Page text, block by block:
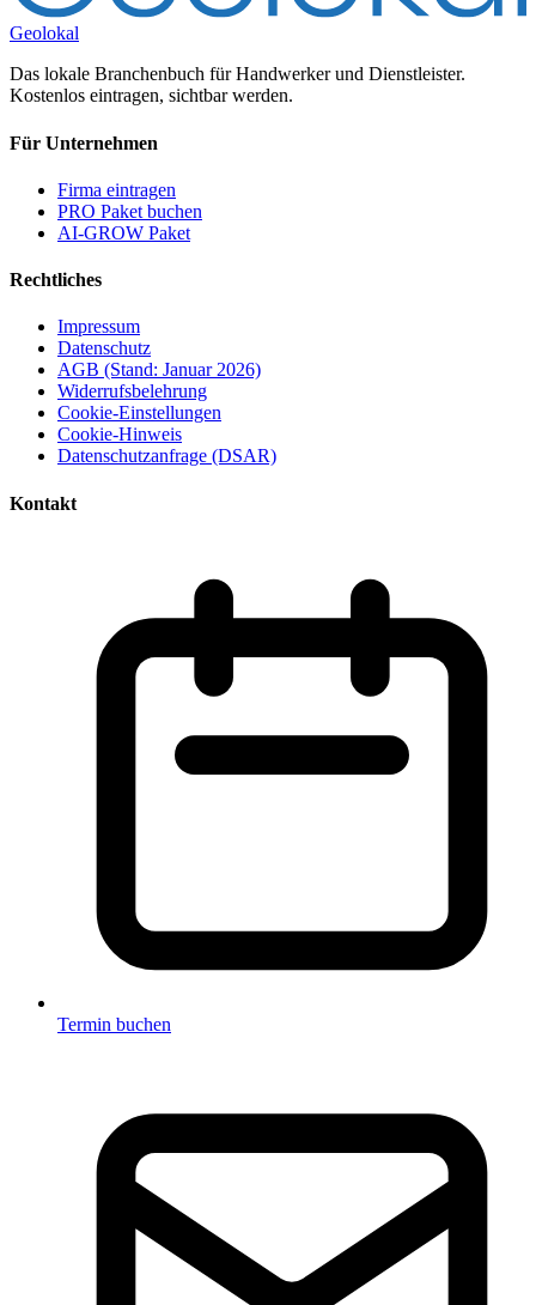
Geolokal
Das lokale Branchenbuch für Handwerker und Dienstleister.
Kostenlos eintragen, sichtbar werden.
Für Unternehmen
Firma eintragen
PRO Paket buchen
AI-GROW Paket
Rechtliches
Impressum
Datenschutz
AGB (Stand: Januar 2026)
Widerrufsbelehrung
Cookie-Einstellungen
Cookie-Hinweis
Datenschutzanfrage (DSAR)
Kontakt
Termin buchen